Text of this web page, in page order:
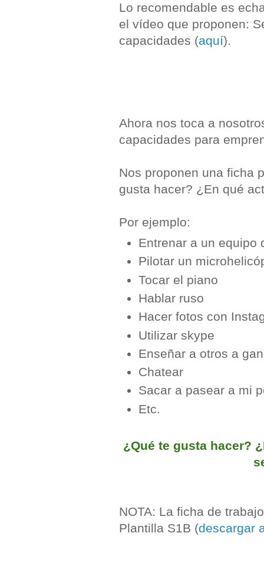
Lo recomendable es
el vídeo que proponen:
capacidades (aquí).
Ahora nos toca a
capacidades para
Nos proponen una ficha
gusta hacer? ¿En qué
Por ejemplo:
Entrenar a un equipo
Pilotar un
Tocar el piano
Hablar ruso
Hacer fotos con
Utilizar skype
Enseñar a otros a
Chatear
Sacar a pasear a mi
Etc.
¿Qué te gusta hacer?
NOTA: La ficha de
Plantilla S1B (descargar